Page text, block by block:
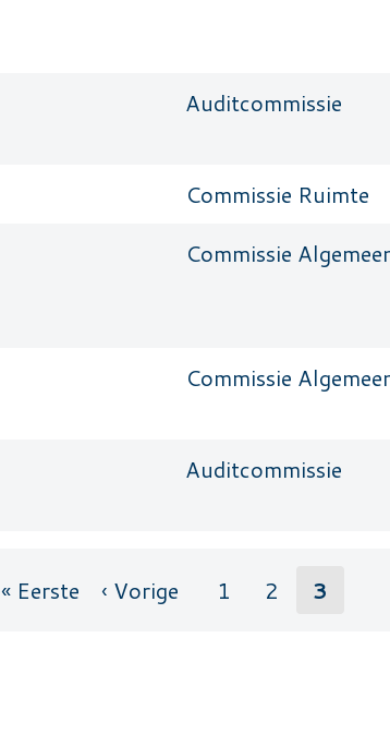
Auditcommissie
Commissie Ruimte
Commissie
Commissie
Auditcommissie
Eerste pagina
« Eerste Vorige pagina
‹ Vorige Pagina
1 Pagina
2 Pagina
3